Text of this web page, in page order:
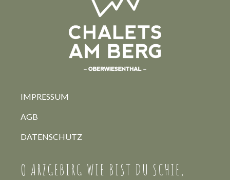
IMPRESSUM
AGB
DATENSCHUTZ
O ARZGEBIRG WIE BIST DU SCHIE,